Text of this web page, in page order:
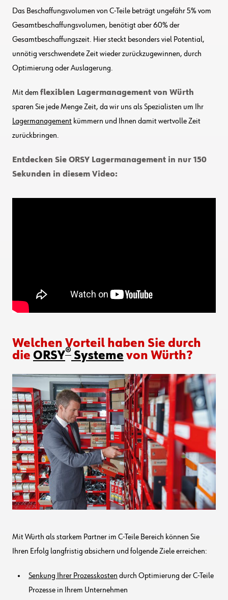
Das Beschaffungsvolumen von C-Teile beträgt ungefähr 5% vom
Gesamtbeschaffungsvolumen, benötigt aber 60% der
Gesamtbeschaffungszeit. Hier steckt besonders viel Potential,
unnötig verschwendete Zeit wieder zurückzugewinnen, durch
Optimierung oder Auslagerung.
Mit dem flexiblen Lagermanagement von Würth
sparen Sie jede Menge Zeit, da wir uns als Spezialisten um Ihr
Lagermanagement kümmern und Ihnen damit wertvolle Zeit
zurückbringen.
Entdecken Sie ORSY Lagermanagement in nur 150
Sekunden in diesem Video:
Welchen Vorteil haben Sie durch
die ORSY® Systeme von Würth?
Mit Würth als starkem Partner im C-Teile Bereich können Sie
Ihren Erfolg langfristig absichern und folgende Ziele erreichen:
Senkung Ihrer Prozesskosten durch Optimierung der C-Teile
Prozesse in Ihrem Unternehmen